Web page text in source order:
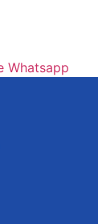
Whatsapp